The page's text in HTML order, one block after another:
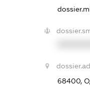
68400,